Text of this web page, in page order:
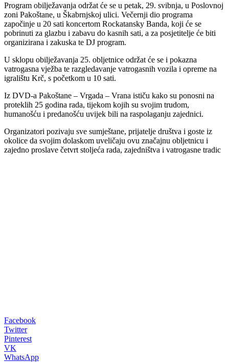
Program obilježavanja održat će se u petak, 29. svibnja, u Poslovnoj
zoni Pakoštane, u Škabrnjskoj ulici. Večernji dio programa
započinje u 20 sati koncertom Rockatansky Banda, koji će se
pobrinuti za glazbu i zabavu do kasnih sati, a za posjetitelje će biti
organizirana i zakuska te DJ program.
U sklopu obilježavanja 25. obljetnice održat će se i pokazna
vatrogasna vježba te razgledavanje vatrogasnih vozila i opreme na
igralištu Krč, s početkom u 10 sati.
Iz DVD-a Pakoštane – Vrgada – Vrana ističu kako su ponosni na
proteklih 25 godina rada, tijekom kojih su svojim trudom,
humanošću i predanošću uvijek bili na raspolaganju zajednici.
Organizatori pozivaju sve sumještane, prijatelje društva i goste iz
okolice da svojim dolaskom uveličaju ovu značajnu obljetnicu i
zajedno proslave četvrt stoljeća rada, zajedništva i vatrogasne tradic
Facebook
Twitter
Pinterest
VK
WhatsApp